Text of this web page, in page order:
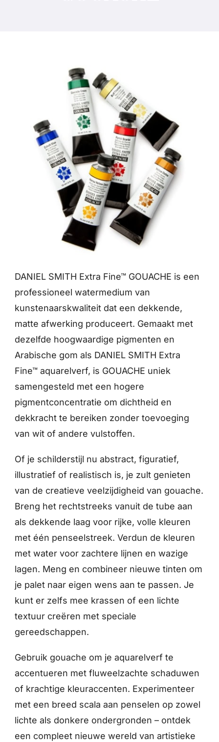
Bronnen
Vind een winkel
Neem contact met ons op
DANIEL SMITH Extra Fine™ GOUACHE is een
professioneel watermedium van
kunstenaarskwaliteit dat een dekkende,
matte afwerking produceert. Gemaakt met
dezelfde hoogwaardige pigmenten en
Arabische gom als DANIEL SMITH Extra
Fine™ aquarelverf, is GOUACHE uniek
samengesteld met een hogere
pigmentconcentratie om dichtheid en
dekkracht te bereiken zonder toevoeging
van wit of andere vulstoffen.
Of je schilderstijl nu abstract, figuratief,
illustratief of realistisch is, je zult genieten
van de creatieve veelzijdigheid van gouache.
Breng het rechtstreeks vanuit de tube aan
als dekkende laag voor rijke, volle kleuren
met één penseelstreek. Verdun de kleuren
met water voor zachtere lijnen en wazige
lagen. Meng en combineer nieuwe tinten om
je palet naar eigen wens aan te passen. Je
kunt er zelfs mee krassen of een lichte
textuur creëren met speciale
gereedschappen.
Gebruik gouache om je aquarelverf te
accentueren met fluweelzachte schaduwen
of krachtige kleuraccenten. Experimenteer
met een breed scala aan penselen op zowel
lichte als donkere ondergronden – ontdek
een compleet nieuwe wereld van artistieke